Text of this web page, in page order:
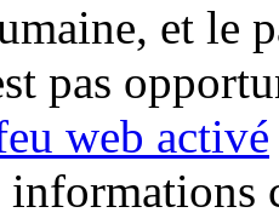
et le
pas
web activé
informations